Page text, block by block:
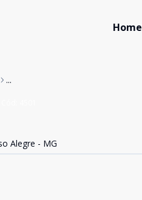
Home
...
Alegre - MG